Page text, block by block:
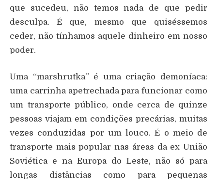
que sucedeu, não temos nada de que pedir
desculpa. É que, mesmo que quiséssemos
ceder, não tínhamos aquele dinheiro em nosso
poder.
Uma “marshrutka” é uma criação demoníaca:
uma carrinha apetrechada para funcionar como
um transporte público, onde cerca de quinze
pessoas viajam em condições precárias, muitas
vezes conduzidas por um louco. É o meio de
transporte mais popular nas áreas da ex União
Soviética e na Europa do Leste, não só para
longas distâncias como para pequenas